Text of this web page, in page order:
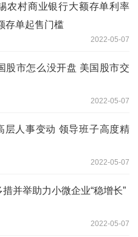
农村商业银行大额存单利率
存单起售门槛
2022-05-07
股市怎么没开盘 美国股市交
2022-05-07
层人事变动 领导班子高度精
2022-05-07
并举助力小微企业“稳增长”
2022-05-07